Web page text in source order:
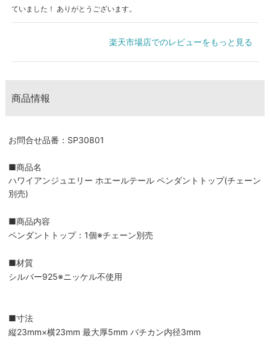
ていました！ ありがとうございます。
楽天市場店でのレビューをもっと見る
商品情報
お問合せ品番：SP30801
■商品名
ハワイアンジュエリー ホエールテール ペンダントトップ(チェーン
別売)
■商品内容
ペンダントトップ：1個※チェーン別売
■材質
シルバー925※ニッケル不使用
■寸法
縦23mm×横23mm 最大厚5mm バチカン内径3mm